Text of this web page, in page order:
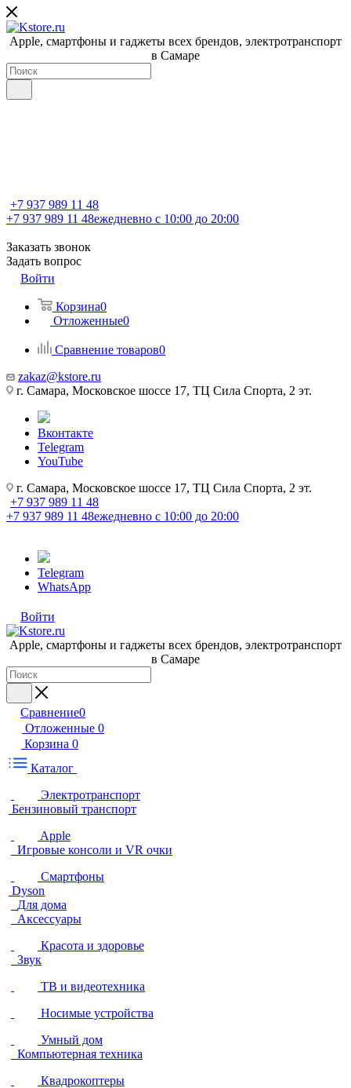
Apple, cмартфоны и гаджеты всех брендов, электротранспорт
в Самаре
+7 937 989 11 48
+7 937 989 11 48ежедневно с 10:00 до 20:00
Заказать звонок
Задать вопрос
Войти
Корзина0
Отложенные0
Сравнение товаров0
zakaz@kstore.ru
г. Самара, Московское шоссе 17, ТЦ Сила Спорта, 2 эт.
Вконтакте
Telegram
YouTube
г. Самара, Московское шоссе 17, ТЦ Сила Спорта, 2 эт.
+7 937 989 11 48
+7 937 989 11 48ежедневно с 10:00 до 20:00
Telegram
WhatsApp
Войти
Apple, cмартфоны и гаджеты всех брендов, электротранспорт
в Самаре
Сравнение0
Отложенные 0
Корзина 0
Каталог
Электротранспорт
Бензиновый транспорт
Apple
Игровые консоли и VR очки
Смартфоны
Dyson
Для дома
Аксессуары
Красота и здоровье
Звук
ТВ и видеотехника
Носимые устройства
Умный дом
Компьютерная техника
Квадрокоптеры